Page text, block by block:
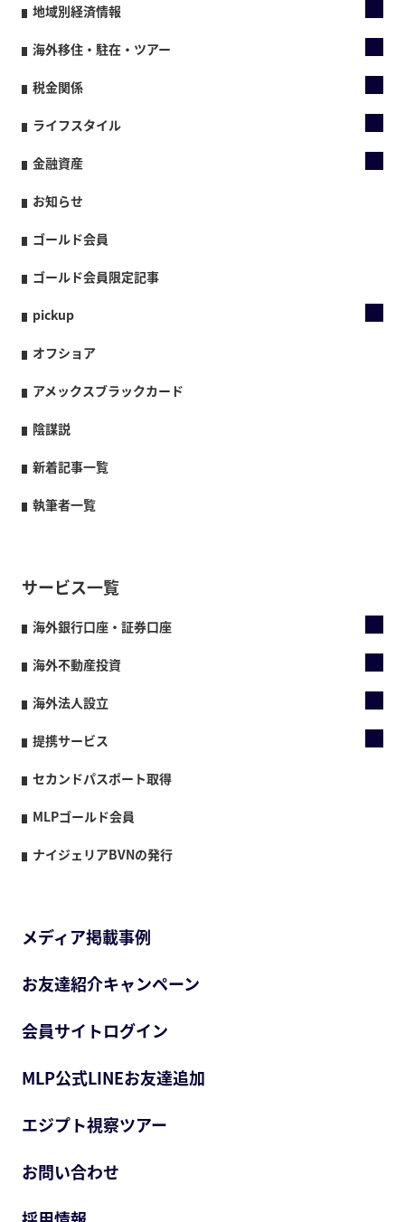
地域別経済情報
海外移住・駐在・ツアー
税金関係
ライフスタイル
金融資産
お知らせ
ゴールド会員
ゴールド会員限定記事
pickup
オフショア
アメックスブラックカード
陰謀説
新着記事一覧
執筆者一覧
サービス一覧
海外銀行口座・証券口座
海外不動産投資
海外法人設立
提携サービス
セカンドパスポート取得
MLPゴールド会員
ナイジェリアBVNの発行
メディア掲載事例
お友達紹介キャンペーン
会員サイトログイン
MLP公式LINEお友達追加
エジプト視察ツアー
お問い合わせ